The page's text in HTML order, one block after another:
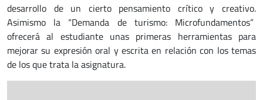
desarrollo de un cierto pensamiento crítico y creativo.
Asimismo la “Demanda de turismo: Microfundamentos”
ofrecerá al estudiante unas primeras herramientas para
mejorar su expresión oral y escrita en relación con los temas
de los que trata la asignatura.